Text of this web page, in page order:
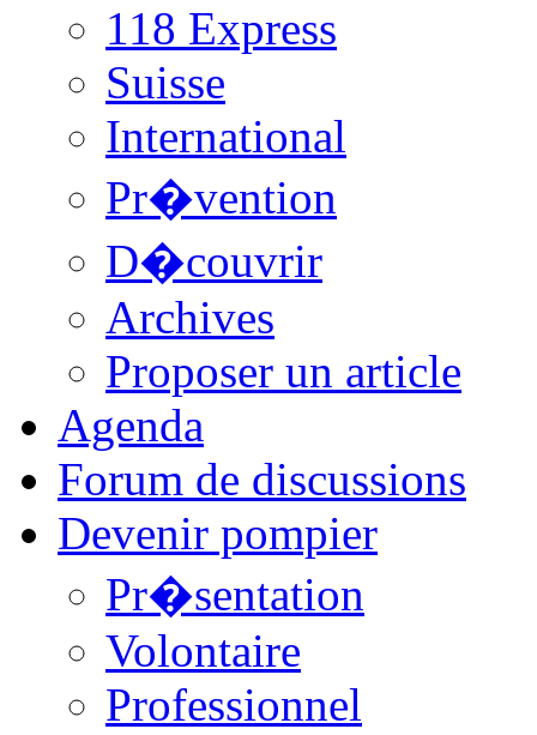
118 Express
Suisse
International
Pr�vention
D�couvrir
Archives
Proposer un article
Agenda
Forum de discussions
Devenir pompier
Pr�sentation
Volontaire
Professionnel